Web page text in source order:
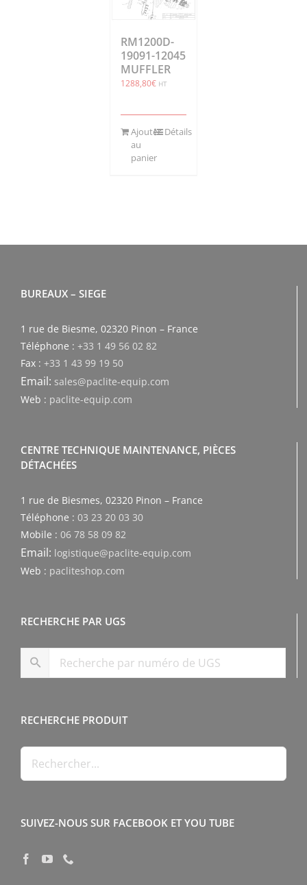
RM1200D-
19091-12045
MUFFLER
1288,80€ HT
Ajouter
au
panier
Détails
BUREAUX – SIEGE
1 rue de Biesme, 02320 Pinon – France
Téléphone : +33 1 49 56 02 82
Fax : +33 1 43 99 19 50
Email: sales@paclite-equip.com
Web : paclite-equip.com
CENTRE TECHNIQUE MAINTENANCE, PIÈCES
DÉTACHÉES
1 rue de Biesmes, 02320 Pinon – France
Téléphone : 03 23 20 03 30
Mobile : 06 78 58 09 82
Email: logistique@paclite-equip.com
Web : pacliteshop.com
RECHERCHE PAR UGS
RECHERCHE PRODUIT
SUIVEZ-NOUS SUR FACEBOOK ET YOU TUBE